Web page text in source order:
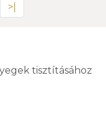
>|
tisztításához